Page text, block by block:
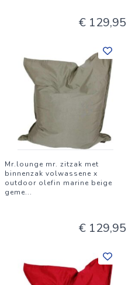
€ 129,95
Mr.lounge mr. zitzak met
binnenzak volwassene x
outdoor olefin marine beige
geme...
€ 129,95